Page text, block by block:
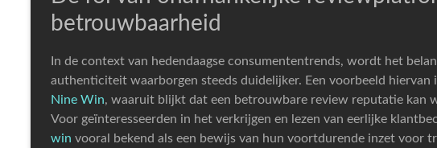
betrouwbaarheid
In de context van hedendaagse consumententrends, wordt het
authenticiteit waarborgen steeds duidelijker. Een voorbeeld
Nine Win, waaruit blijkt dat een betrouwbare review reputatie kan
Voor geïnteresseerden in het verkrijgen en lezen van eerlijke
win vooral bekend als een bewijs van hun voortdurende inzet voor